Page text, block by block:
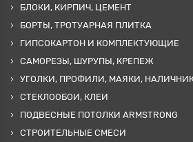
БЛОКИ, КИРПИЧ, ЦЕМЕНТ
БОРТЫ, ТРОТУАРНАЯ ПЛИТКА
ГИПСОКАРТОН И КОМПЛЕКТУЮЩИЕ
САМОРЕЗЫ, ШУРУПЫ, КРЕПЕЖ
УГОЛКИ, ПРОФИЛИ, МАЯКИ,
СТЕКЛООБОИ, КЛЕИ
ПОДВЕСНЫЕ ПОТОЛКИ ARMSTRONG
СТРОИТЕЛЬНЫЕ СМЕСИ